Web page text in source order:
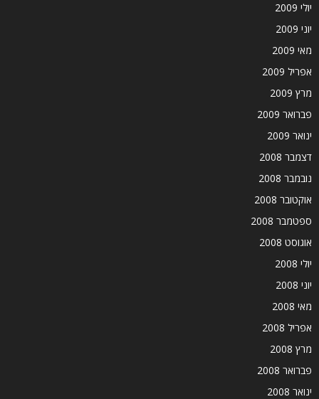
יולי 2009
יוני 2009
מאי 2009
אפריל 2009
מרץ 2009
פברואר 2009
ינואר 2009
דצמבר 2008
נובמבר 2008
אוקטובר 2008
ספטמבר 2008
אוגוסט 2008
יולי 2008
יוני 2008
מאי 2008
אפריל 2008
מרץ 2008
פברואר 2008
ינואר 2008